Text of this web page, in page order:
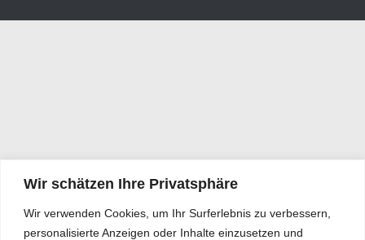
Wir schätzen Ihre Privatsphäre
Wir verwenden Cookies, um Ihr Surferlebnis zu verbessern,
personalisierte Anzeigen oder Inhalte einzusetzen und